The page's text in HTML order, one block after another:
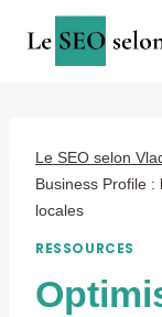
contenu
Le SEO selon
Business Profile
locales
RESSOURCES